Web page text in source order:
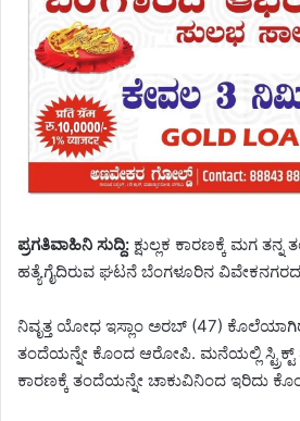
ಪ್ರಗತಿವಾಹಿನಿ ಸುದ್ದಿ: ಕ್ಷುಲ್ಲಕ ಕಾರಣಕ್ಕೆ ಮಗ
ಹತ್ಯೆಗೈದಿರುವ ಘಟನೆ ಬೆಂಗಳೂರಿನ
ನಿವೃತ್ತ ಯೋಧ ಇಸ್ಲಾಂ ಅರಬ್ (47)
ತಂದೆಯನ್ನೇ ಕೊಂದ ಆರೋಪಿ. ಮನೆಯಲ್ಲಿ ಸ್ಟ್ರಿಕ್ಟ್
ಕಾರಣಕ್ಕೆ ತಂದೆಯನ್ನೇ ಚಾಕುವಿನಿಂದ ಇರಿದು